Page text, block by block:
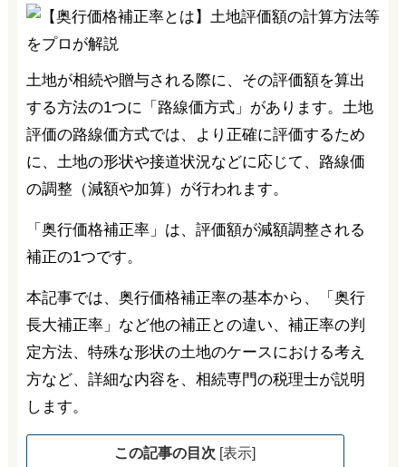
土地が相続や贈与される際に、その評価額を算出
する方法の1つに「路線価方式」があります。土地
評価の路線価方式では、より正確に評価するため
に、土地の形状や接道状況などに応じて、路線価
の調整（減額や加算）が行われます。
「奥行価格補正率」は、評価額が減額調整される
補正の1つです。
本記事では、奥行価格補正率の基本から、「奥行
長大補正率」など他の補正との違い、補正率の判
定方法、特殊な形状の土地のケースにおける考え
方など、詳細な内容を、相続専門の税理士が説明
します。
この記事の目次 [表示]